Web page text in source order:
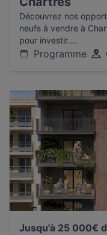
Découvrez nos
neufs à vendre à
pour investir....
Programme
Jusqu'à 25 000€